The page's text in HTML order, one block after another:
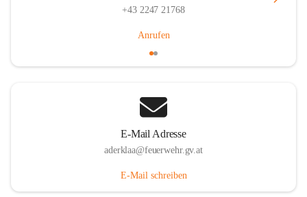
+43 2247 21768
Anrufen
E-Mail Adresse
aderklaa@feuerwehr.gv.at
E-Mail schreiben